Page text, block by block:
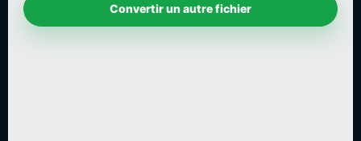
Convertir un autre fichier